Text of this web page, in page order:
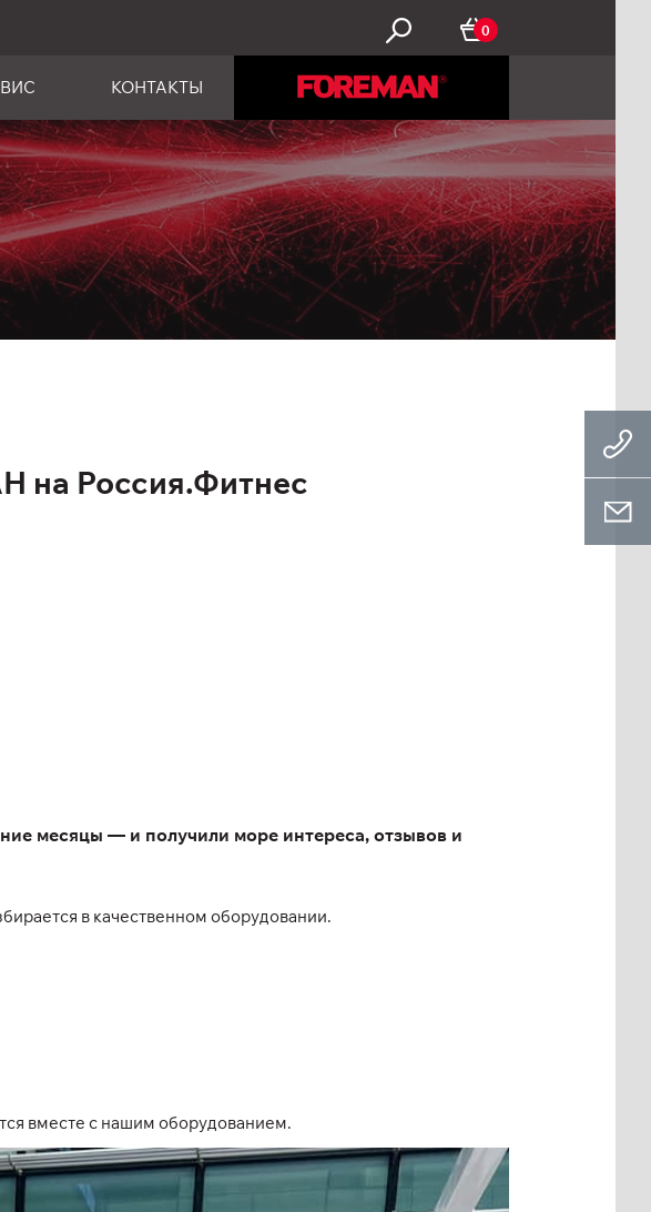
0
КОНТАКТЫ
Россия.Фитнес
месяцы — и получили море интереса, отзывов и
в качественном оборудовании.
вместе с нашим оборудованием.